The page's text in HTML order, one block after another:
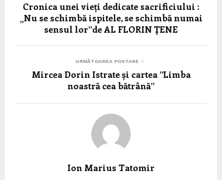
Cronica unei vieți dedicate sacrificiului :
„Nu se schimbă ispitele, se schimbă numai
sensul lor”de AL FLORIN ŢENE
URMĂTOAREA POSTARE
Mircea Dorin Istrate și cartea ”Limba
noastră cea bătrână”
Ion Marius Tatomir